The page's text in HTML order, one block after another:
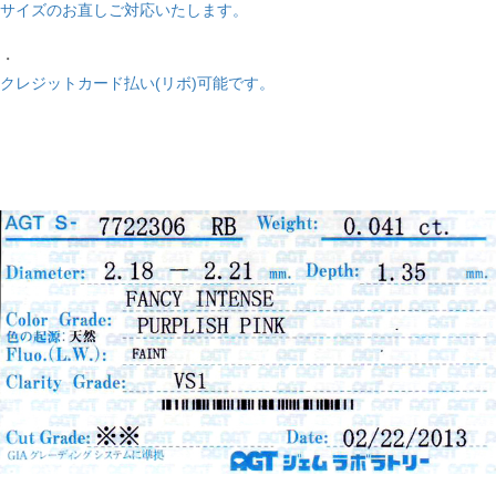
サイズのお直しご対応いたします。
・
クレジットカード払い(リボ)可能です。